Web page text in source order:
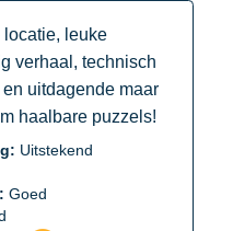
locatie, leuke
verhaal, technisch
uitdagende maar
haalbare puzzels!
Uitstekend
Goed